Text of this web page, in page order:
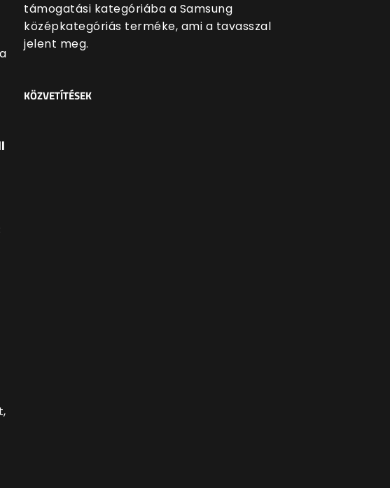
támogatási kategóriába a Samsung
középkategóriás terméke, ami a tavasszal
jelent meg.
KÖZVETÍTÉSEK